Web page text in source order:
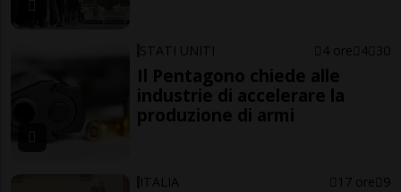
STATI UNITI 4 ore 4 30
Il Pentagono chiede alle
industrie di accelerare la
produzione di armi
ITALIA 17 ore 9